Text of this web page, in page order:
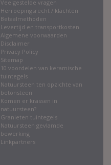
Veelgestelde vragen
Herroepingsrecht / klachten
Betaalmethoden
Levertijd en transportkosten
Algemene voorwaarden
Disclaimer
Privacy Policy
Sitemap
10 voordelen van keramische
tuintegels
Natuursteen ten opzichte van
betonsteen
Komen er krassen in
natuursteen?
Granieten tuintegels
Natuursteen gevlamde
bewerking
Linkpartners